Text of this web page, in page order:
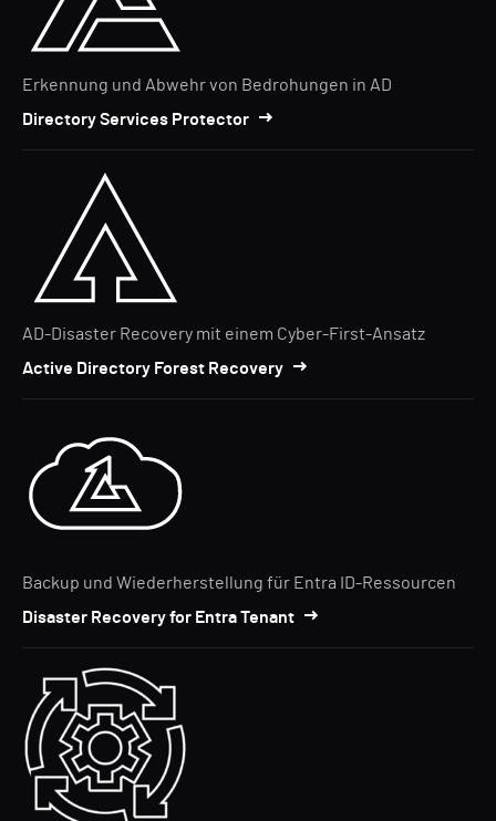
Erkennung und Abwehr von Bedrohungen in AD
Directory Services Protector
AD-Disaster Recovery mit einem Cyber-First-Ansatz
Active Directory Forest Recovery
Backup und Wiederherstellung für Entra ID-Ressourcen
Disaster Recovery for Entra Tenant